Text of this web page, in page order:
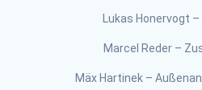
Lukas Honervogt
Marcel Reder –
Mäx Hartinek –